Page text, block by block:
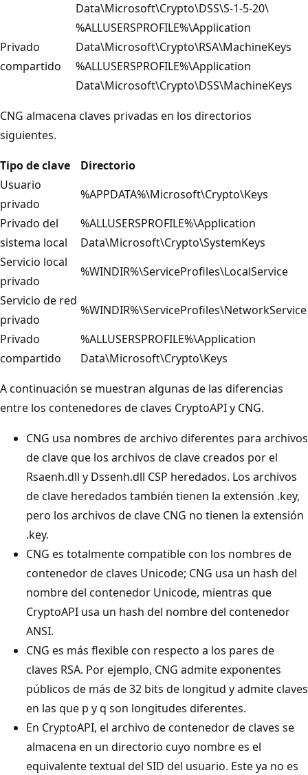
Data\Microsoft\Crypto\DSS\S-1-5-20\
Privado
compartido
%ALLUSERSPROFILE%\Application
Data\Microsoft\Crypto\RSA\MachineKeys
%ALLUSERSPROFILE%\Application
Data\Microsoft\Crypto\DSS\MachineKeys
CNG almacena claves privadas en los directorios
siguientes.
Tipo de clave
Directorio
Usuario
privado
%APPDATA%\Microsoft\Crypto\Keys
Privado del
sistema local
%ALLUSERSPROFILE%\Application
Data\Microsoft\Crypto\SystemKeys
Servicio local
privado
%WINDIR%\ServiceProfiles\LocalService
Servicio de red
privado
%WINDIR%\ServiceProfiles\NetworkService
Privado
compartido
%ALLUSERSPROFILE%\Application
Data\Microsoft\Crypto\Keys
A continuación se muestran algunas de las diferencias
entre los contenedores de claves CryptoAPI y CNG.
CNG usa nombres de archivo diferentes para archivos
de clave que los archivos de clave creados por el
Rsaenh.dll y Dssenh.dll CSP heredados. Los archivos
de clave heredados también tienen la extensión .key,
pero los archivos de clave CNG no tienen la extensión
.key.
CNG es totalmente compatible con los nombres de
contenedor de claves Unicode; CNG usa un hash del
nombre del contenedor Unicode, mientras que
CryptoAPI usa un hash del nombre del contenedor
ANSI.
CNG es más flexible con respecto a los pares de
claves RSA. Por ejemplo, CNG admite exponentes
públicos de más de 32 bits de longitud y admite claves
en las que p y q son longitudes diferentes.
En CryptoAPI, el archivo de contenedor de claves se
almacena en un directorio cuyo nombre es el
equivalente textual del SID del usuario. Este ya no es